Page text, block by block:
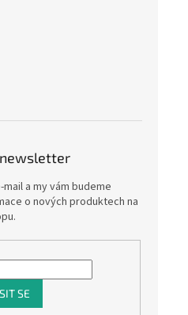
a my vám budeme
o nových produktech na
SE